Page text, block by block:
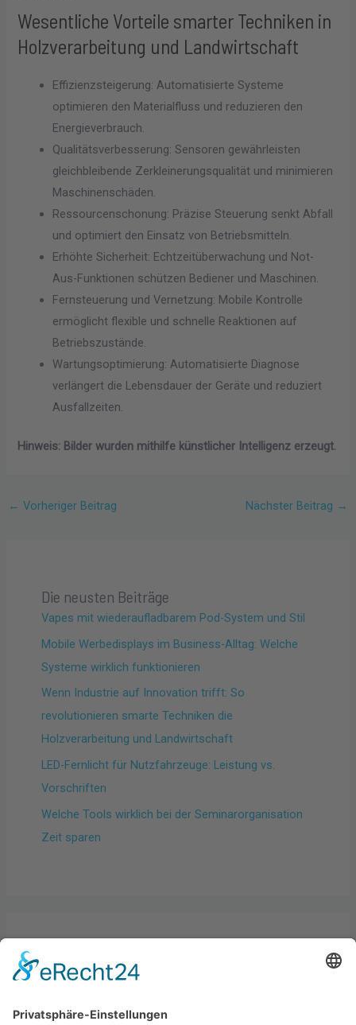
Wesentliche Vorteile smarter Techniken in
Holzverarbeitung und Landwirtschaft
Effizienzsteigerung: Automatisierte Systeme
optimieren den Materialfluss und reduzieren den
Energieverbrauch.
Qualitätsverbesserung: Sensoren gewährleisten
gleichbleibende Zerkleinerungsqualität und minimieren
Maschinenschäden.
Ressourcenschonung: Präzise Steuerung senkt Abfall
und optimiert den Einsatz von Betriebsmitteln.
Erhöhte Sicherheit: Echtzeitüberwachung und Not-
Aus-Funktionen schützen Bediener und Maschinen.
Fernsteuerung und Vernetzung: Mobile Kontrolle
ermöglicht flexible und schnelle Reaktionen auf
Betriebszustände.
Wartungsoptimierung: Automatisierte Diagnose
verlängert die Lebensdauer der Geräte und reduziert
Ausfallzeiten.
Hinweis: Bilder wurden mithilfe künstlicher Intelligenz erzeugt.
← Vorheriger Beitrag Nächster Beitrag →
Die neusten Beiträge
Vapes mit wiederaufladbarem Pod-System und Stil
Mobile Werbedisplays im Business-Alltag: Welche
Systeme wirklich funktionieren
Wenn Industrie auf Innovation trifft: So
revolutionieren smarte Techniken die
Holzverarbeitung und Landwirtschaft
LED-Fernlicht für Nutzfahrzeuge: Leistung vs.
Vorschriften
Welche Tools wirklich bei der Seminarorganisation
Zeit sparen
Kategorien
Best practices